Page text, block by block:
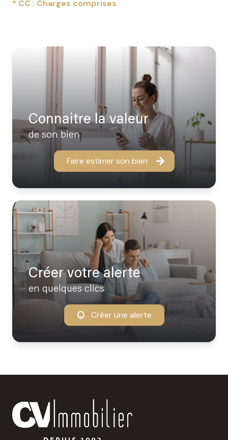
* CC : Charges comprises
Connaitre la valeur
de son bien
Faire estimer son bien
Créer votre alerte
en quelques clics
Créer une alerte